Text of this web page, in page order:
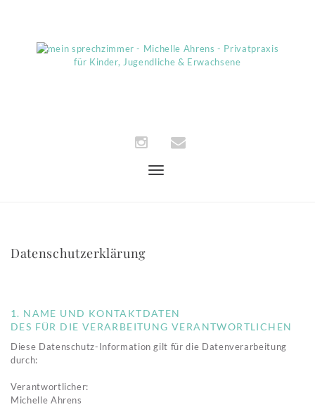
Navigation
Datenschutzerklärung
1. NAME UND KONTAKTDATEN
DES FÜR DIE VERARBEITUNG VERANTWORTLICHEN
Diese Datenschutz-Information gilt für die Datenverarbeitung
durch:
Verantwortlicher:
Michelle Ahrens